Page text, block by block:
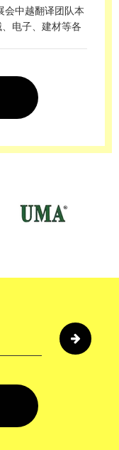
会中越翻译团队本
电子、建材等各